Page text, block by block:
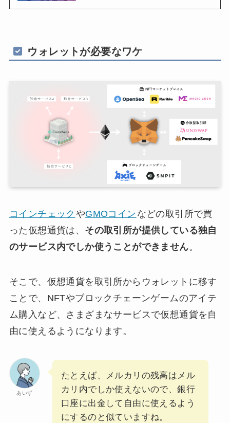
ウォレットが必要なワケ
コインチェック やGMOコイン などの取引所で買
った仮想通貨は、 その取引所が提供している独自
のサービス内でしか使うことができません。
そこで、仮想通貨を取引所からウォレットに移す
ことで、NFTやブロックチェーンゲームのアイテ
ム購入など、さまざまなサービスで仮想通貨を自
由に使えるようになります。
あいず
たとえば、メルカリの残高はメル
カリ内でしか使えないので、銀行
口座に出金して自由に使えるよう
にするのと似ていますね。